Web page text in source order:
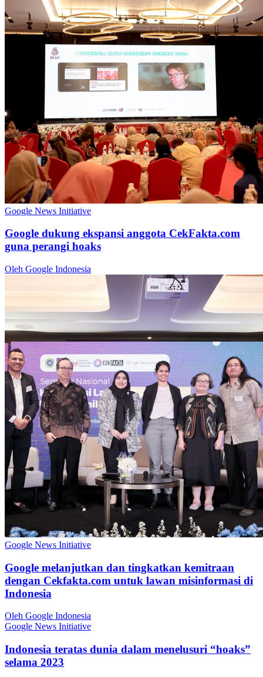
Google News Initiative
Google dukung ekspansi anggota CekFakta.com
guna perangi hoaks
Oleh Google Indonesia
Google News Initiative
Google melanjutkan dan tingkatkan kemitraan
dengan Cekfakta.com untuk lawan misinformasi di
Indonesia
Oleh Google Indonesia
Google News Initiative
Indonesia teratas dunia dalam menelusuri “hoaks”
selama 2023